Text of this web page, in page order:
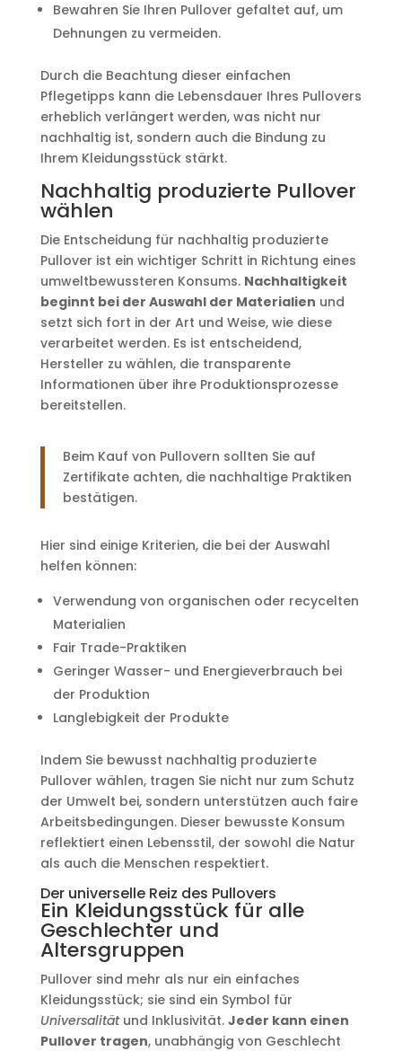
Bewahren Sie Ihren Pullover gefaltet auf, um
Dehnungen zu vermeiden.
Durch die Beachtung dieser einfachen
Pflegetipps kann die Lebensdauer Ihres Pullovers
erheblich verlängert werden, was nicht nur
nachhaltig ist, sondern auch die Bindung zu
Ihrem Kleidungsstück stärkt.
Nachhaltig produzierte Pullover
wählen
Die Entscheidung für nachhaltig produzierte
Pullover ist ein wichtiger Schritt in Richtung eines
umweltbewussteren Konsums. Nachhaltigkeit
beginnt bei der Auswahl der Materialien und
setzt sich fort in der Art und Weise, wie diese
verarbeitet werden. Es ist entscheidend,
Hersteller zu wählen, die transparente
Informationen über ihre Produktionsprozesse
bereitstellen.
Beim Kauf von Pullovern sollten Sie auf
Zertifikate achten, die nachhaltige Praktiken
bestätigen.
Hier sind einige Kriterien, die bei der Auswahl
helfen können:
Verwendung von organischen oder recycelten
Materialien
Fair Trade-Praktiken
Geringer Wasser- und Energieverbrauch bei
der Produktion
Langlebigkeit der Produkte
Indem Sie bewusst nachhaltig produzierte
Pullover wählen, tragen Sie nicht nur zum Schutz
der Umwelt bei, sondern unterstützen auch faire
Arbeitsbedingungen. Dieser bewusste Konsum
reflektiert einen Lebensstil, der sowohl die Natur
als auch die Menschen respektiert.
Der universelle Reiz des Pullovers
Ein Kleidungsstück für alle
Geschlechter und
Altersgruppen
Pullover sind mehr als nur ein einfaches
Kleidungsstück; sie sind ein Symbol für
Universalitätund Inklusivität. Jeder kann einen
Pullover tragen, unabhängig von Geschlecht